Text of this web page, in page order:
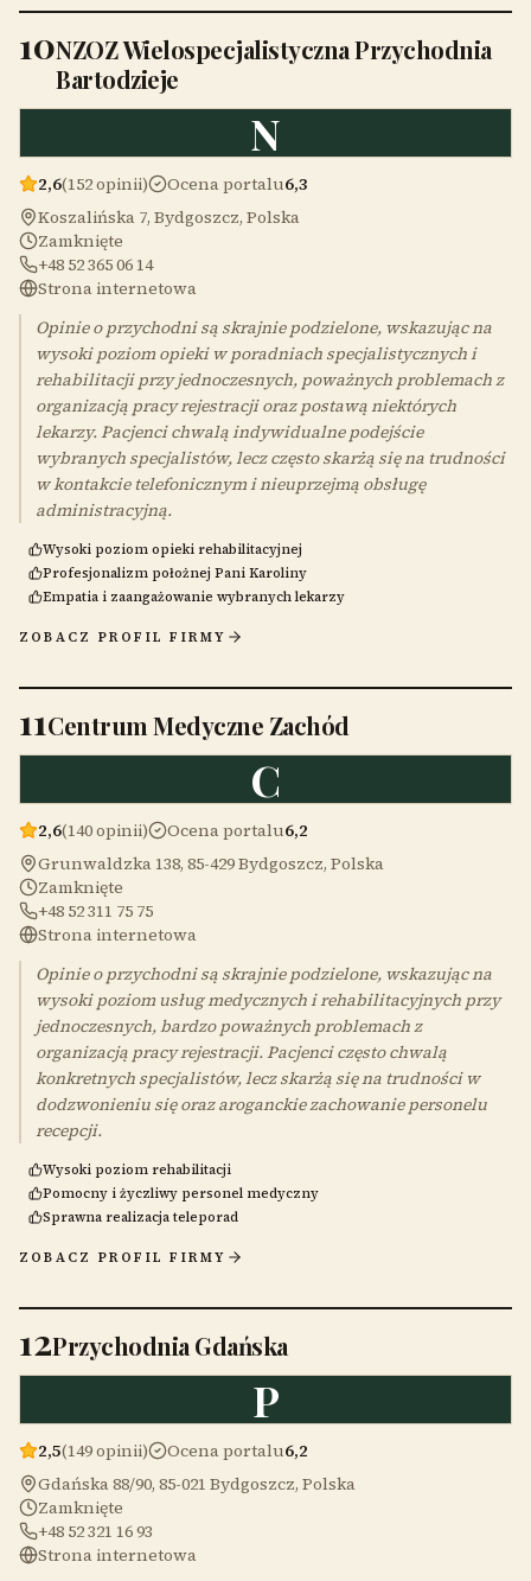
10NZOZ Wielospecjalistyczna Przychodnia
Bartodzieje
N
2,6(152 opinii) Ocena portalu6,3
Koszalińska 7, Bydgoszcz, Polska
Zamknięte
+48 52 365 06 14
Strona internetowa
Opinie o przychodni są skrajnie podzielone, wskazując na
wysoki poziom opieki w poradniach specjalistycznych i
rehabilitacji przy jednoczesnych, poważnych problemach z
organizacją pracy rejestracji oraz postawą niektórych
lekarzy. Pacjenci chwalą indywidualne podejście
wybranych specjalistów, lecz często skarżą się na trudności
w kontakcie telefonicznym i nieuprzejmą obsługę
administracyjną.
Wysoki poziom opieki rehabilitacyjnej
Profesjonalizm położnej Pani Karoliny
Empatia i zaangażowanie wybranych lekarzy
ZOBACZ PROFIL FIRMY
11Centrum Medyczne Zachód
C
2,6(140 opinii) Ocena portalu6,2
Grunwaldzka 138, 85-429 Bydgoszcz, Polska
Zamknięte
+48 52 311 75 75
Strona internetowa
Opinie o przychodni są skrajnie podzielone, wskazując na
wysoki poziom usług medycznych i rehabilitacyjnych przy
jednoczesnych, bardzo poważnych problemach z
organizacją pracy rejestracji. Pacjenci często chwalą
konkretnych specjalistów, lecz skarżą się na trudności w
dodzwonieniu się oraz aroganckie zachowanie personelu
recepcji.
Wysoki poziom rehabilitacji
Pomocny i życzliwy personel medyczny
Sprawna realizacja teleporad
ZOBACZ PROFIL FIRMY
12Przychodnia Gdańska
P
2,5(149 opinii) Ocena portalu6,2
Gdańska 88/90, 85-021 Bydgoszcz, Polska
Zamknięte
+48 52 321 16 93
Strona internetowa